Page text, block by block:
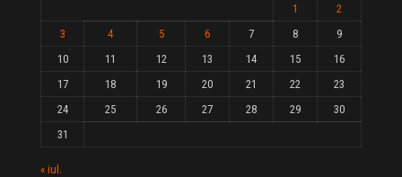
1
2
3
4 5 6 7 8
9
10
11 12 13 14 15
16
17
18 19 20 21 22
23
24
25 26 27 28 29
30
31
« iul.